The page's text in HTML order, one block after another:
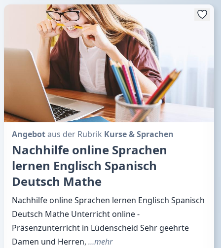
Angebotaus der Rubrik Kurse & Sprachen
Nachhilfe online Sprachen
lernen Englisch Spanisch
Deutsch Mathe
Nachhilfe online Sprachen lernen Englisch Spanisch
Deutsch Mathe Unterricht online -
Präsenzunterricht in Lüdenscheid Sehr geehrte
Damen und Herren, …mehr